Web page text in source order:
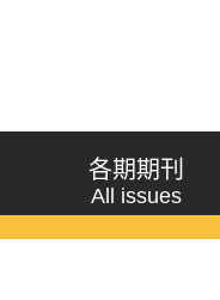
各期期刊
All issues